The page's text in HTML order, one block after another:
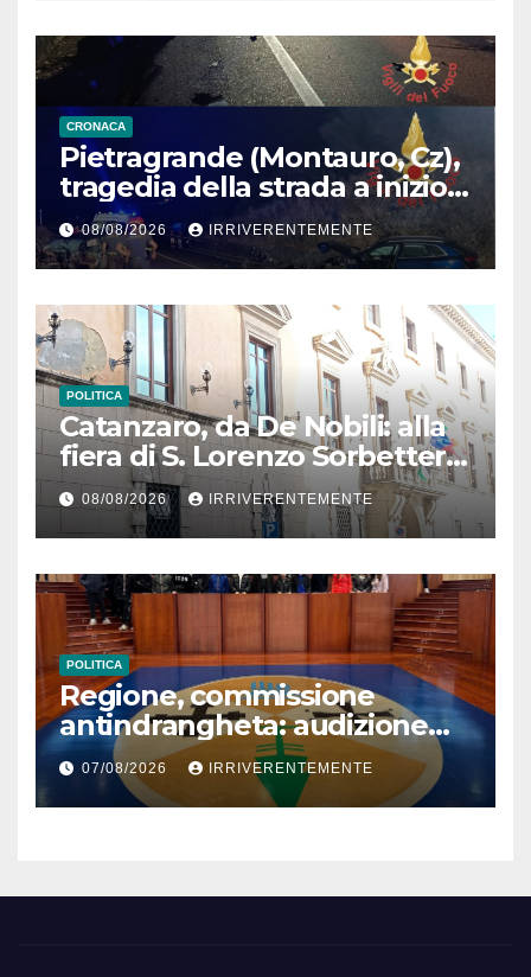
CRONACA
Pietragrande (Montauro, Cz),
tragedia della strada a inizio
secondo weekend estivo.
Morte sulla Ss106
08/08/2026 IRRIVERENTEMENTE
POLITICA
Catanzaro, da De Nobili: alla
fiera di S. Lorenzo Sorbetteria
Calabria Straordinaria e il
cabaret di Procopio
08/08/2026 IRRIVERENTEMENTE
POLITICA
Regione, commissione
antindrangheta: audizione
Rodi Morabito. Coraggio
denuncia e vicinanza
istituzioni
07/08/2026 IRRIVERENTEMENTE